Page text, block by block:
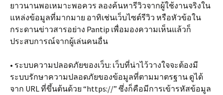
ยาวนานพอเหมาะพอควร ลองค้นหารีวิวจากผู้ใช้งานจริงใน
แหล่งข้อมูลที่มากมาย อาทิเช่นเว็บไซต์รีวิว หรือหัวข้อใน
กระดานข่าวสารอย่าง Pantip เพื่อมองความเห็นแล้วก็
ประสบการณ์จากผู้เล่นคนอื่น
• ระบบความปลอดภัยของเว็บ: เว็บที่น่าไว้วางใจจะต้องมี
ระบบรักษาความปลอดภัยของข้อมูลที่ตามมาตรฐาน ดูได้
จาก URL ที่ขึ้นต้นด้วย “https://” ซึ่งก็คือมีการเข้ารหัสข้อมูล